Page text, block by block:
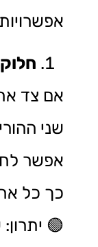
אפשר
כך כל
🟢